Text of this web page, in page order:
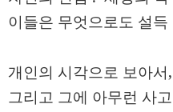
이들은 무엇으로도 설
개인의 시각으로 보아서
그리고 그에 아무런 사